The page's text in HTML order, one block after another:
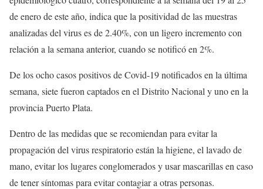
de enero de este año, indica que la positividad de las muestras
analizadas del virus es de 2.40%, con un ligero incremento con
relación a la semana anterior, cuando se notificó en 2%.
De los ocho casos positivos de Covid-19 notificados en la última
semana, siete fueron captados en el Distrito Nacional y uno en la
provincia Puerto Plata.
Dentro de las medidas que se recomiendan para evitar la
propagación del virus respiratorio están la higiene, el lavado de
mano, evitar los lugares conglomerados y usar mascarillas en caso
de tener síntomas para evitar contagiar a otras personas.